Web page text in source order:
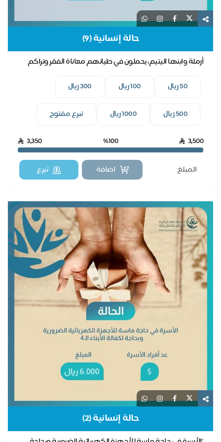
حالة إنسانية (9)
أرملة وابنها اليتيم، يحملون في طياتهم معاناة الفقر وتراكم
1000 ريال تبرع مفتوح
3,500
%100
3,350
اضافة تبرع
حالة إنسانية (2)